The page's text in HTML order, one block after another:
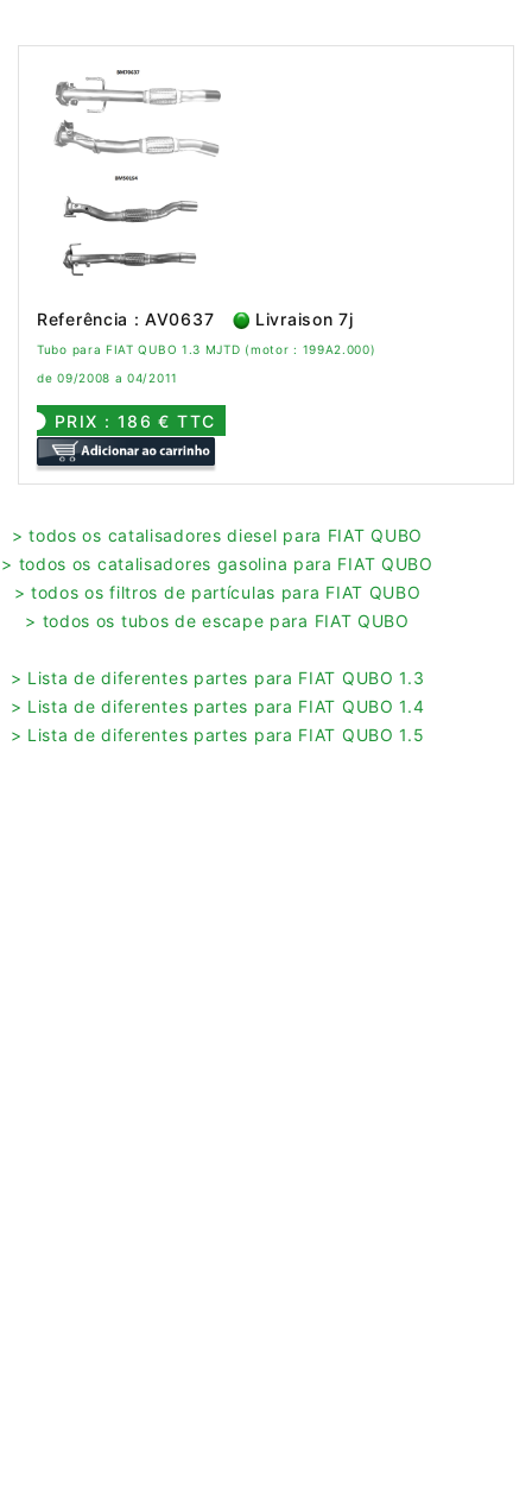
Referência : AV0637 Livraison 7j
Tubo para FIAT QUBO 1.3 MJTD (motor : 199A2.000)
de 09/2008 a 04/2011
PRIX : 186 € TTC
> todos os catalisadores diesel para FIAT QUBO
> todos os catalisadores gasolina para FIAT QUBO
> todos os filtros de partículas para FIAT QUBO
> todos os tubos de escape para FIAT QUBO
> Lista de diferentes partes para FIAT QUBO 1.3
> Lista de diferentes partes para FIAT QUBO 1.4
> Lista de diferentes partes para FIAT QUBO 1.5